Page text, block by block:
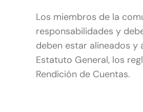
Los miembros de la
responsabilidades y
deben estar alineados y
Estatuto General, los
Rendición de Cuentas.